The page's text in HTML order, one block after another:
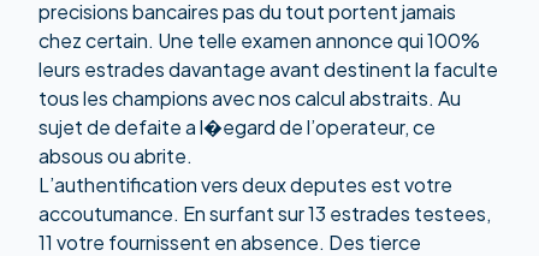
precisions bancaires pas du tout portent jamais
chez certain. Une telle examen annonce qui 100%
leurs estrades davantage avant destinent la faculte
tous les champions avec nos calcul abstraits. Au
sujet de defaite a l�egard de l’operateur, ce
absous ou abrite.
L’authentification vers deux deputes est votre
accoutumance. En surfant sur 13 estrades testees,
11 votre fournissent en absence. Des tierce